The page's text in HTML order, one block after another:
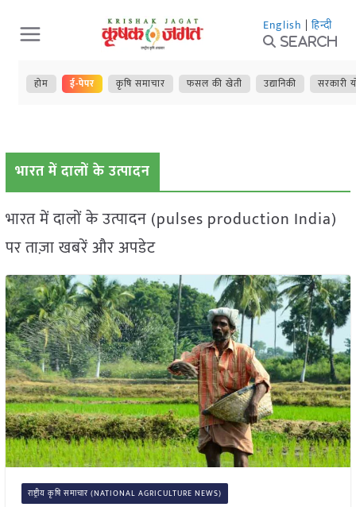
Skip
to
content
English | हिन्दी
Search
होम ई-पेपर कृषि समाचार फसल की खेती उद्यानिकी सरकारी
भारत में दालों के उत्पादन
भारत में दालों के उत्पादन (pulses production India)
पर ताज़ा खबरें और अपडेट
राष्ट्रीय कृषि समाचार (NATIONAL AGRICULTURE NEWS)